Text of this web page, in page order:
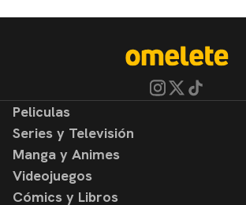
Peliculas
Noticias
Reseñas
Series y Televisión
Noticias
Reseñas
Manga y Animes
Noticias
Reseñas
Videojuegos
Cómics y Libros